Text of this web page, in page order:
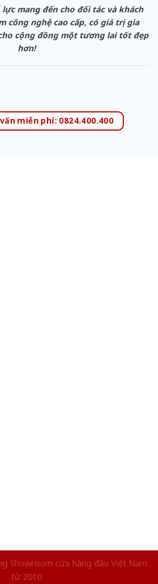
lực mang đến cho đối tác và khách
công nghệ cao cấp, có giá trị gia
cộng đồng một tương lai tốt đẹp
hơn!
miễn phí: 0824.400.400
Showroom cửa hàng đầu Việt Nam
từ 2010